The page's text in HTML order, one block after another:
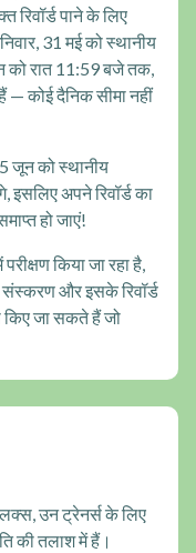
पाने के लिए
31 मई को स्थानीय
को रात 11:59 बजे तक,
कोई दैनिक सीमा नहीं
जून को स्थानीय
अपने रिवॉर्ड का
हो जाएं!
किया जा रहा है,
और इसके रिवॉर्ड
किए जा सकते हैं जो
उन ट्रेनर्स के लिए
की तलाश में हैं।